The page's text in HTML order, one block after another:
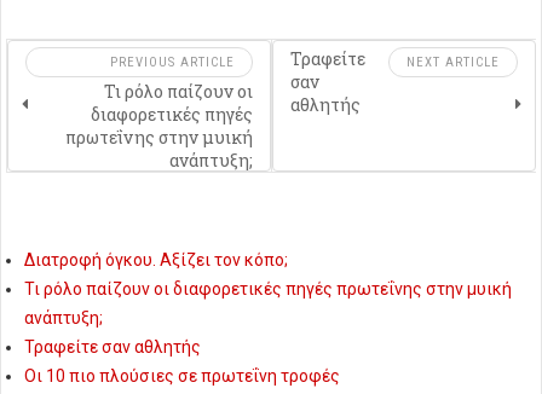
PREVIOUS ARTICLE
Τι ρόλο παίζουν οι
διαφορετικές πηγές
πρωτεΐνης στην μυική
ανάπτυξη;
NEXT ARTICLE
Τραφείτε
σαν
αθλητής
Διατροφή όγκου. Αξίζει τον κόπο;
Τι ρόλο παίζουν οι διαφορετικές πηγές πρωτεΐνης στην μυική
ανάπτυξη;
Τραφείτε σαν αθλητής
Οι 10 πιο πλούσιες σε πρωτεΐνη τροφές